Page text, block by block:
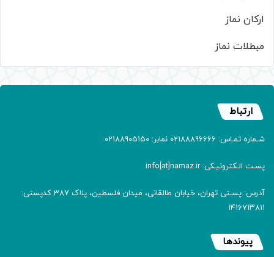
ارکان نماز
مبطلات نماز
ارتباط
شـماره تمـاس: 02188896666 نمابر: 02188905150
پسـت الـکترونیـکی: info[at]namaz.ir
آدرس: پسـتی تهران، خیابان طالقانی، میدان فلسطین، پلاک 387 کدپستی:
۱۴۱۶۷۱۳۸۱۱
پیوندها